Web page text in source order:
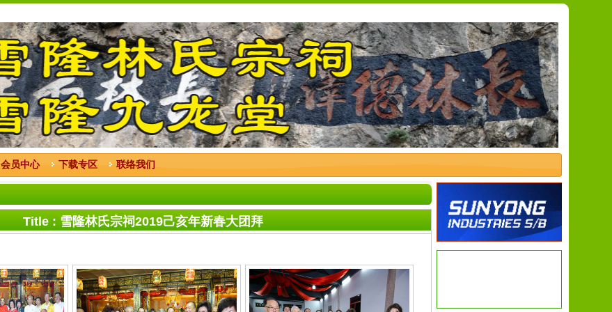
会员中心 下载专区 联络我们
Title : 雪隆林氏宗祠2019己亥年新春大团拜